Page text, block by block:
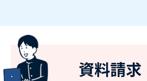
資料請求